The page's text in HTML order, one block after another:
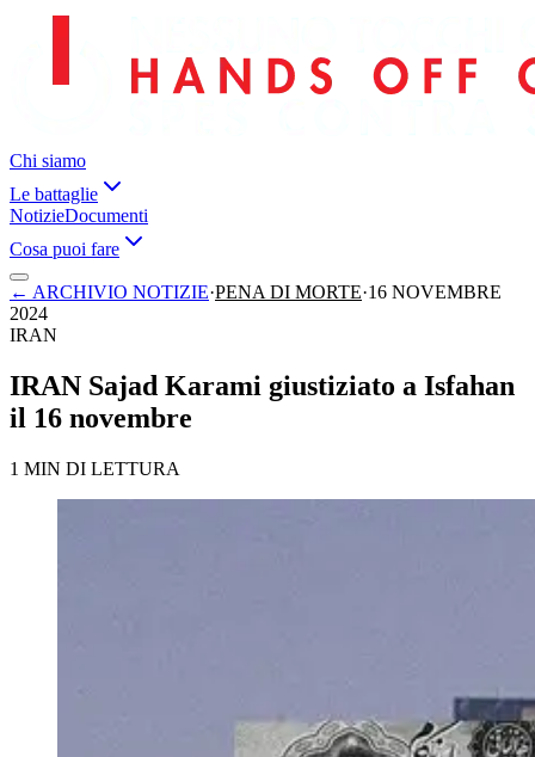
Chi siamo
Le battaglie
NotizieDocumenti
Cosa puoi fare
← ARCHIVIO NOTIZIE·PENA DI MORTE·16 NOVEMBRE
2024
IRAN
IRAN Sajad Karami giustiziato a Isfahan
il 16 novembre
1 MIN DI LETTURA